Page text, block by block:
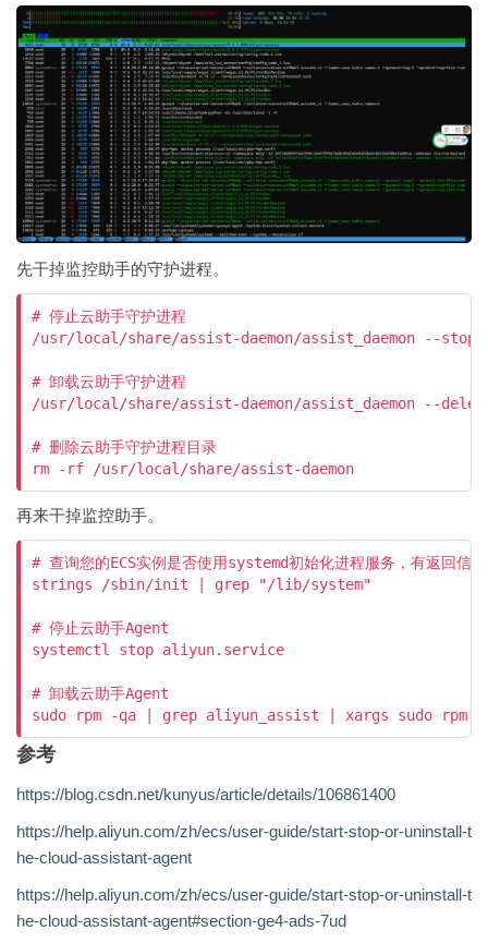
先干掉监控助手的守护进程。
# 停止云助手守护进程
/usr/local/share/assist-daemon/assist_daemon --stop
# 卸载云助手守护进程
/usr/local/share/assist-daemon/assist_daemon --
# 删除云助手守护进程目录
rm -rf /usr/local/share/assist-daemon
再来干掉监控助手。
# 查询您的ECS实例是否使用systemd初始化进程服务，有返回信
strings /sbin/init | grep "/lib/system"
# 停止云助手Agent
systemctl stop aliyun.service
# 卸载云助手Agent
sudo rpm -qa | grep aliyun_assist | xargs sudo rpm -
参考
https://blog.csdn.net/kunyus/article/details/106861400
https://help.aliyun.com/zh/ecs/user-guide/start-stop-or-uninstall-t
he-cloud-assistant-agent
https://help.aliyun.com/zh/ecs/user-guide/start-stop-or-uninstall-t
he-cloud-assistant-agent#section-ge4-ads-7ud